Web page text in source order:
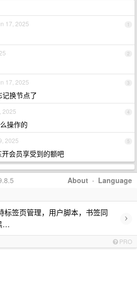
1
17, 2025
2
3
17, 2025
换节点了
4
2025
操作的
5
2025
会员享受到的额吧
About · Language
标签页管理，用户脚本，书签同
…
›
PRO